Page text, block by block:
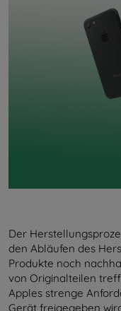
Der
den Abläufen des
Produkte noch
von Originalteilen
Apples strenge
Gerät freigegeben